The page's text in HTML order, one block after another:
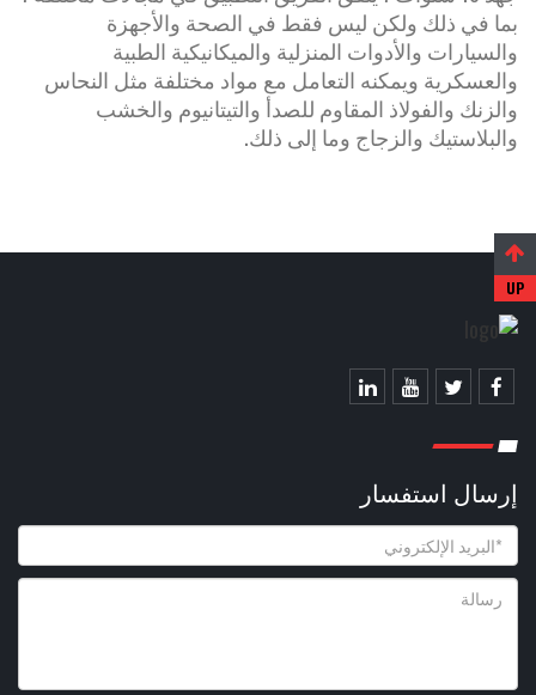
بما في ذلك ولكن ليس فقط في الصحة والأجهزة
والسيارات والأدوات المنزلية والميكانيكية الطبية
والعسكرية ويمكنه التعامل مع مواد مختلفة مثل النحاس
والزنك والفولاذ المقاوم للصدأ والتيتانيوم والخشب
والبلاستيك والزجاج وما إلى ذلك.
إرسال استفسار